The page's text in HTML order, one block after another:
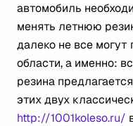
автомобиль
менять летнюю
далеко не все могут
области, а именно:
резина
этих двух
http://1001koleso.ru/